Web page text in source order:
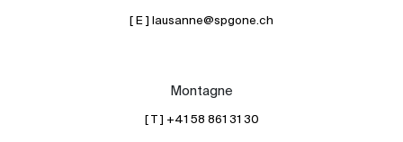
[ E ] lausanne@spgone.ch
Montagne
[ T ] +41 58 861 31 30